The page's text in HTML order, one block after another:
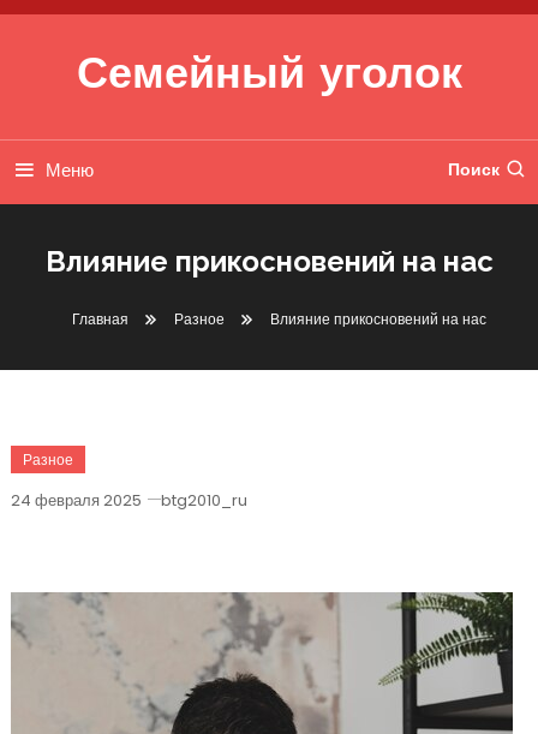
Перейти к содержимому
Семейный уголок
Меню Поиск
Влияние прикосновений на нас
Главная Разное Влияние прикосновений на нас
Разное
24 февраля 2025 btg2010_ru